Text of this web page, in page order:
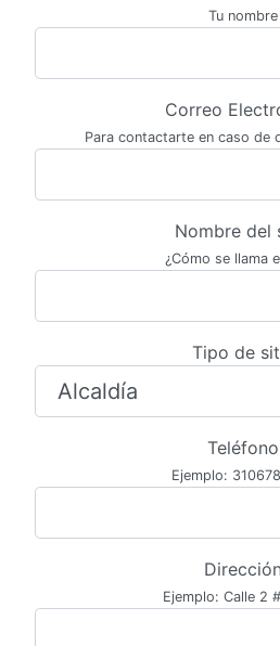
Tu nombre
Correo
Para contactarte en caso de
Nombre del
¿Cómo se llama
Tipo de
Teléfono
Ejemplo:
Dirección
Ejemplo: Calle 2